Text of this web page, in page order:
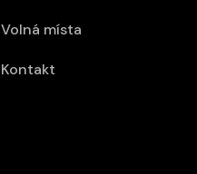
Volná místa
Kontakt